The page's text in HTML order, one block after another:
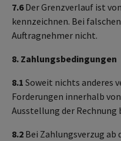
7.6Der Grenzverlauf ist
kennzeichnen. Bei
Auftragnehmer nicht.
8. Zahlungsbedingungen
8.1 Soweit nichts anderes
Forderungen innerhalb
Ausstellung der
8.2 Bei Zahlungsverzug ab